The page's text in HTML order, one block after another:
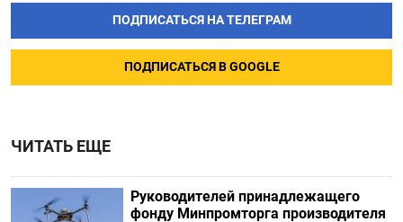
ПОДПИСАТЬСЯ НА ТЕЛЕГРАМ
ПОДПИСАТЬСЯ В GOOGLE
ЧИТАТЬ ЕЩЕ
Руководителей принадлежащего
фонду Минпромторга производителя